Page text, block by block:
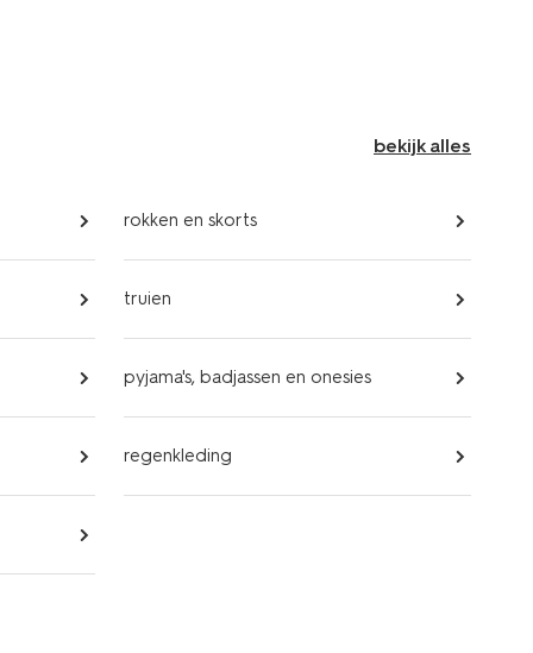
bekijk alles
rokken en skorts
truien
pyjama's, badjassen en onesies
regenkleding